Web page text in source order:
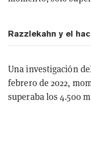
Razzlekahn y el
Una investigación
febrero de 2022,
superaba los 4.500